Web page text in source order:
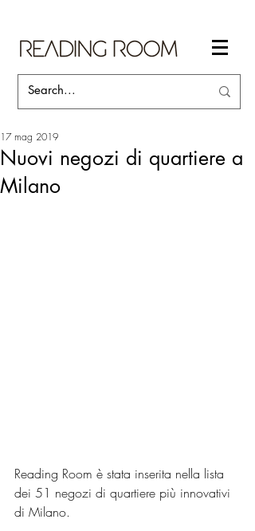
Nuovi negozi di quartiere a
Milano
17 mag 2019
Reading Room è stata inserita nella lista
dei 51 negozi di quartiere più innovativi
di Milano.